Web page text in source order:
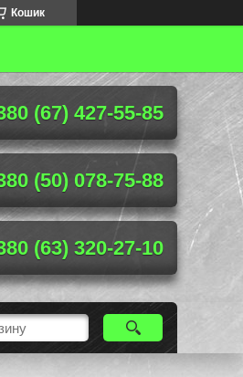
Кошик
(67) 427-55-85
(50) 078-75-88
(63) 320-27-10